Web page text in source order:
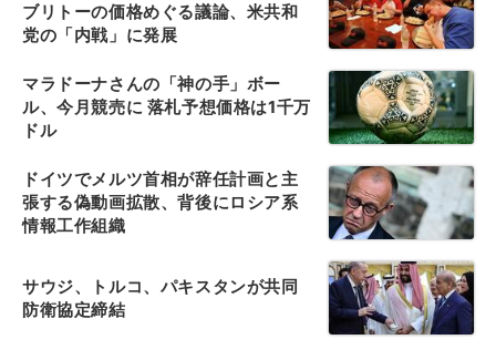
ブリトーの価格めぐる議論、米共和
党の「内戦」に発展
マラドーナさんの「神の手」ボー
ル、今月競売に 落札予想価格は1千万
ドル
ドイツでメルツ首相が辞任計画と主
張する偽動画拡散、背後にロシア系
情報工作組織
サウジ、トルコ、パキスタンが共同
防衛協定締結